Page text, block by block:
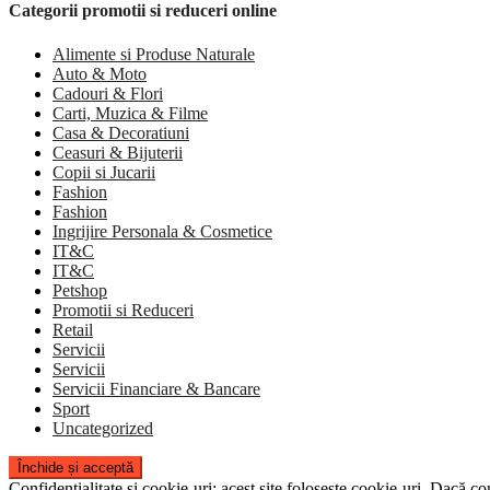
Categorii promotii si reduceri online
Alimente si Produse Naturale
Auto & Moto
Cadouri & Flori
Carti, Muzica & Filme
Casa & Decoratiuni
Ceasuri & Bijuterii
Copii si Jucarii
Fashion
Fashion
Ingrijire Personala & Cosmetice
IT&C
IT&C
Petshop
Promotii si Reduceri
Retail
Servicii
Servicii
Servicii Financiare & Bancare
Sport
Uncategorized